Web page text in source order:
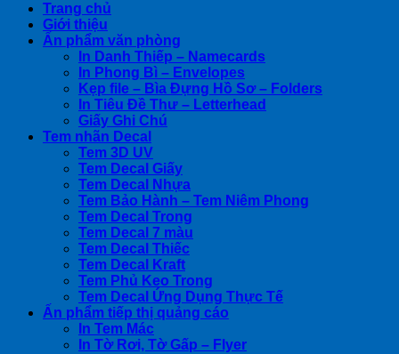
Trang chủ
Giới thiệu
Ấn phẩm văn phòng
In Danh Thiếp – Namecards
In Phong Bì – Envelopes
Kẹp file – Bìa Đựng Hồ Sơ – Folders
In Tiêu Đề Thư – Letterhead
Giấy Ghi Chú
Tem nhãn Decal
Tem 3D UV
Tem Decal Giấy
Tem Decal Nhựa
Tem Bảo Hành – Tem Niêm Phong
Tem Decal Trong
Tem Decal 7 màu
Tem Decal Thiếc
Tem Decal Kraft
Tem Phủ Keo Trong
Tem Decal Ứng Dụng Thực Tế
Ấn phẩm tiếp thị quảng cáo
In Tem Mác
In Tờ Rơi, Tờ Gấp – Flyer